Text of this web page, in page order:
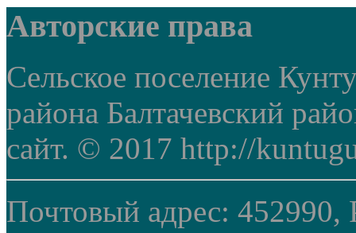
Авторские права
Сельское поселение
района Балтачевский
сайт. © 2017 http://
Почтовый адрес: 452990,